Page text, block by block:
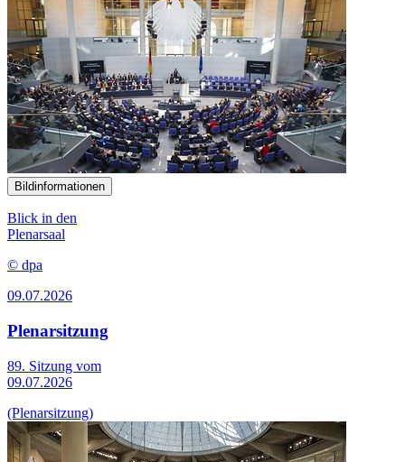
Bildinformationen
Blick in den
Plenarsaal
© dpa
09.07.2026
Plenarsitzung
89. Sitzung vom
09.07.2026
(Plenarsitzung)